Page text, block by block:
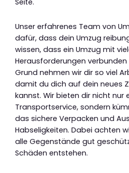
Seite.
Unser erfahrenes Team von
dafür, dass dein Umzug
wissen, dass ein Umzug mit
Herausforderungen verbunden
Grund nehmen wir dir so viel
damit du dich auf dein neues
kannst. Wir bieten dir nicht nur
Transportservice, sondern
das sichere Verpacken und
Habseligkeiten. Dabei achten
alle Gegenstände gut
Schäden entstehen.